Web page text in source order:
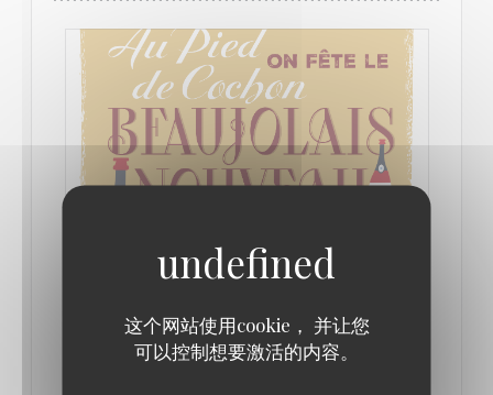
这个网站使用cookie， 并让您
可以控制想要激活的内容。
LES 24H DU BEAUJOLAIS NOUVEAU 2022